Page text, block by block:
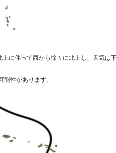
に伴って西から徐々に北上し、天気は
性があります。